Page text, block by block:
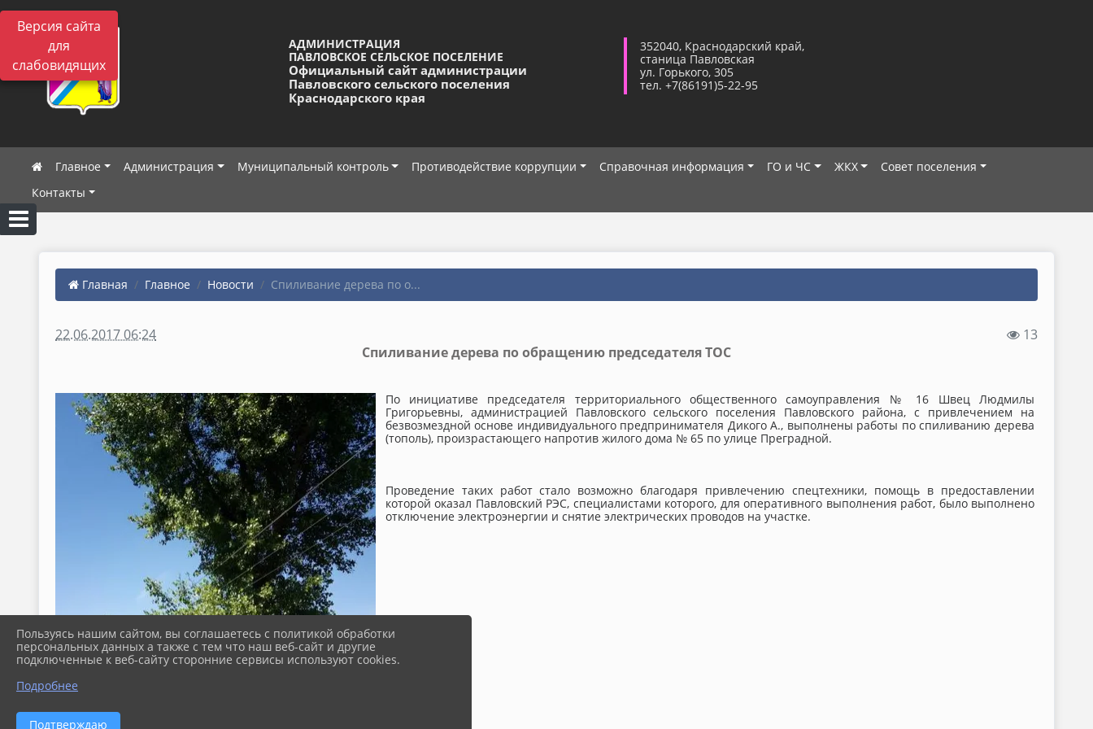
Версия сайта
для
слабовидящих
АДМИНИСТРАЦИЯ
ПАВЛОВСКОЕ СЕЛЬСКОЕ ПОСЕЛЕНИЕ
Официальный сайт администрации
Павловского сельского поселения
Краснодарского края
352040, Краснодарский край,
станица Павловская
ул. Горького, 305
тел. +7(86191)5-22-95
Главное Администрация Муниципальный контроль Противодействие коррупции Справочная информация ГО и ЧС ЖКХ
Совет поселения
Контакты
Главная Главное Новости Спиливание дерева по о...
22.06.2017 06:24
13
Спиливание дерева по обращению председателя ТОС
По инициативе председателя территориального общественного самоуправления № 16 Швец Людмилы
Григорьевны, администрацией Павловского сельского поселения Павловского района, с привлечением на
безвозмездной основе индивидуального предпринимателя Дикого А., выполнены работы по спиливанию дерева
(тополь), произрастающего напротив жилого дома № 65 по улице Преградной.
Проведение таких работ стало возможно благодаря привлечению спецтехники, помощь в предоставлении
которой оказал Павловский РЭС, специалистами которого, для оперативного выполнения работ, было выполнено
отключение электроэнергии и снятие электрических проводов на участке.
Пользуясь нашим сайтом, вы соглашаетесь с политикой обработки
персональных данных а также с тем что наш веб-сайт и другие
подключенные к веб-сайту сторонние сервисы используют cookies.
Подробнее
Подтверждаю